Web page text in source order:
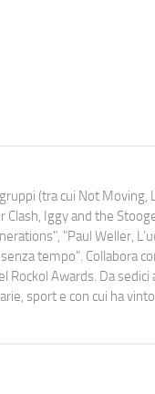
(tra cui Not Moving,
Iggy and the
"Paul Weller,
tempo". Collabora
Rockol Awards. Da
sport e con cui ha